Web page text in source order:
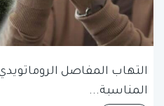
التهاب المفاصل
المناسبة...